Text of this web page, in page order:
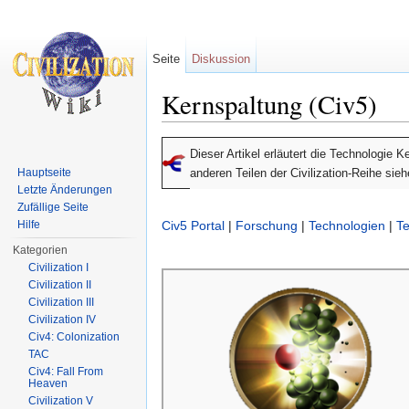
Kernspaltung (Civ5)
Dieser Artikel erläutert die Technologie
anderen Teilen der Civilization-Reihe
Civ5 Portal | Forschung | Technologien |
Seite Diskussion
Hauptseite
Letzte Änderungen
Zufällige Seite
Hilfe
Kategorien
Civilization I
Civilization II
Civilization III
Civilization IV
Civ4: Colonization
TAC
Civ4: Fall From
Heaven
Civilization V